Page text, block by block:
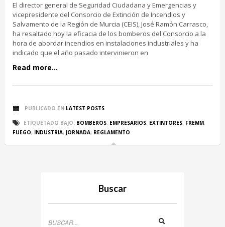
El director general de Seguridad Ciudadana y Emergencias y
vicepresidente del Consorcio de Extinción de Incendios y
Salvamento de la Región de Murcia (CEIS), José Ramón Carrasco,
ha resaltado hoy la eficacia de los bomberos del Consorcio a la
hora de abordar incendios en instalaciones industriales y ha
indicado que el año pasado intervinieron en
Read more...
PUBLICADO EN LATEST POSTS
ETIQUETADO BAJO: BOMBEROS, EMPRESARIOS, EXTINTORES, FREMM,
FUEGO, INDUSTRIA, JORNADA, REGLAMENTO
Buscar